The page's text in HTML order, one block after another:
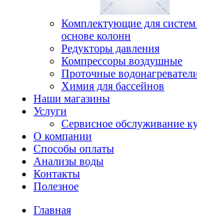
Комплектующие для систем
основе колонн
Редукторы давления
Компрессоры воздушные
Проточные
Химия для бассейнов
Наши магазины
Услуги
Сервисное обслуживание
О компании
Способы оплаты
Анализы воды
Контакты
Полезное
Главная